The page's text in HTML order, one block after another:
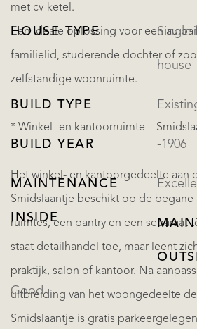
met cv-ketel.
Een ideale oplossing voor een au
familielid, studerende dochter of
zelfstandige woonruimte.
* Winkel- en kantoorruimte –
Het winkel- en kantoorgedeelte aan
Smidslaantje beschikt op de begane
ruimtes, een pantry en een separaat
staat detailhandel toe, maar leent
praktijk, salon of kantoor. Na
uitbreiding van het woongedeelte
Smidslaantje is gratis
HOUSE TYPE Single
house
BUILD TYPE
BUILD YEAR -1906
MAINTENANCE
INSIDE
Good